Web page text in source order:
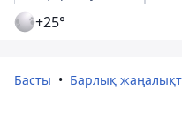
+25°
Басты Барлық